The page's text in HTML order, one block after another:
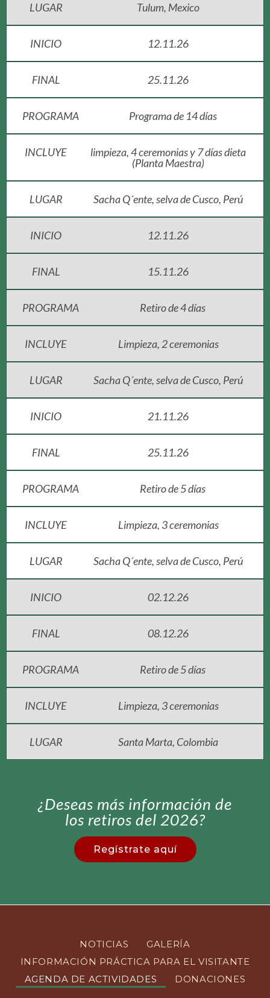
LUGAR Tulum, Mexico
INICIO 12.11.26
FINAL 25.11.26
PROGRAMA Programa de 14 días
INCLUYE
limpieza, 4 ceremonias y 7 días dieta
(Planta Maestra)
LUGAR Sacha Q´ente, selva de Cusco, Perú
INICIO 12.11.26
FINAL 15.11.26
PROGRAMA Retiro de 4 días
INCLUYE Limpieza, 2 ceremonias
LUGAR Sacha Q´ente, selva de Cusco, Perú
INICIO 21.11.26
FINAL 25.11.26
PROGRAMA Retiro de 5 días
INCLUYE Limpieza, 3 ceremonias
LUGAR Sacha Q´ente, selva de Cusco, Perú
INICIO 02.12.26
FINAL 08.12.26
PROGRAMA Retiro de 5 días
INCLUYE Limpieza, 3 ceremonias
LUGAR Santa Marta, Colombia
¿Deseas más información de
los retiros del 2026?
Regístrate aquí
NOTICIAS
GALERÍA
INFORMACIÓN PRÁCTICA PARA EL VISITANTE
AGENDA DE ACTIVIDADES
DONACIONES